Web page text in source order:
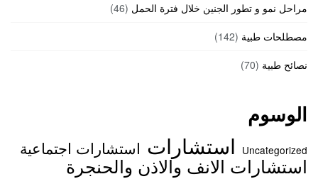
مراحل نمو و تطور الجنين خلال فترة الحمل (46)
مصطلحات طبية (142)
نصائح طبية (70)
الوسوم
Uncategorized استشارات استشارات اجتماعية
استشارات الانف والاذن والحنجرة